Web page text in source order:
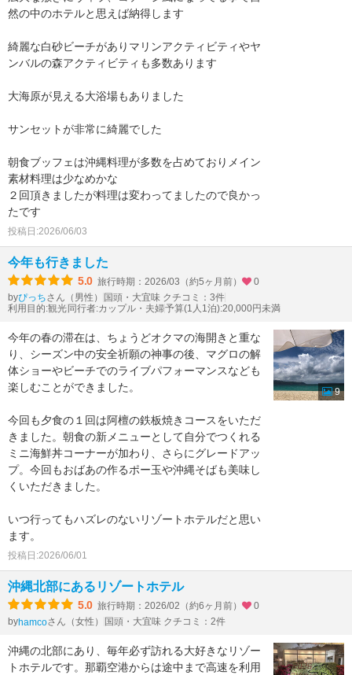
然の中のホテルと思えば納得します
綺麗な白砂ビーチがありマリンアクティビティやヤ
ンバルの森アクティビティも多数あります
大海原が見える大浴場もありました
サンセットが非常に綺麗でした
朝食ブッフェは沖縄料理が多数を占めておりメイン
素材料理は少なめかな
２回頂きましたが料理は変わってましたので良かっ
たです
投稿日:2026/06/03
今年も行きました
5.0 旅行時期：2026/03（約5ヶ月前）
0
byぴっちさん（男性）
国頭・大宜味 クチコミ：3件
利用目的:観光 同行者:カップル・夫婦予算(1人1泊):20,000円未満
今年の春の滞在は、ちょうどオクマの海開きと重な
り、シーズン中の安全祈願の神事の後、マグロの解
体ショーやビーチでのライブパフォーマンスなども
楽しむことができました。
今回も夕食の１回は阿檀の鉄板焼きコースをいただ
きました。朝食の新メニューとして自分でつくれる
ミニ海鮮丼コーナーが加わり、さらにグレードアッ
プ。今回もおばあの作るポー玉や沖縄そばも美味し
くいただきました。
いつ行ってもハズレのないリゾートホテルだと思い
ます。
投稿日:2026/06/01
9
沖縄北部にあるリゾートホテル
5.0 旅行時期：2026/02（約6ヶ月前）
0
byhamcoさん（女性） 国頭・大宜味 クチコミ：2件
沖縄の北部にあり、毎年必ず訪れる大好きなリゾー
トホテルです。那覇空港からは途中まで高速を利用